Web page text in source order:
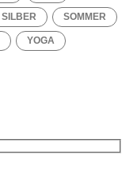
SILBER SOMMER
YOGA